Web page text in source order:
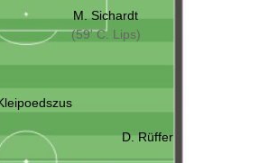
M. Sichardt
(59' C. Lips)
D. Rüffer